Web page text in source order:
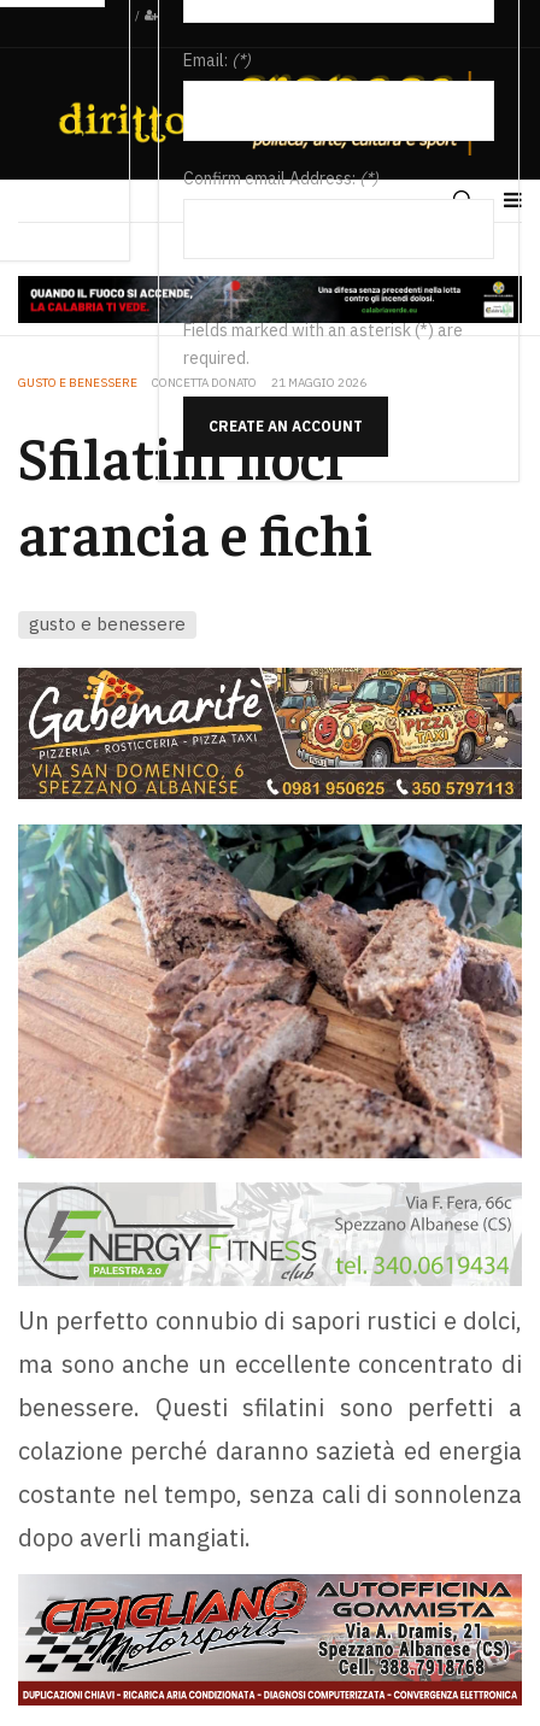
/
Email: (*)
Confirm email Address:(*)
Fields marked with an asterisk (*) are
required.
CREATE AN ACCOUNT
GUSTO E BENESSERE CONCETTA DONATO 21 MAGGIO 2026
Sfilatini noci
arancia e fichi
gusto e benessere
Un perfetto connubio di sapori rustici e dolci,
ma sono anche un eccellente concentrato di
benessere. Questi sfilatini sono perfetti a
colazione perché daranno sazietà ed energia
costante nel tempo, senza cali di sonnolenza
dopo averli mangiati.